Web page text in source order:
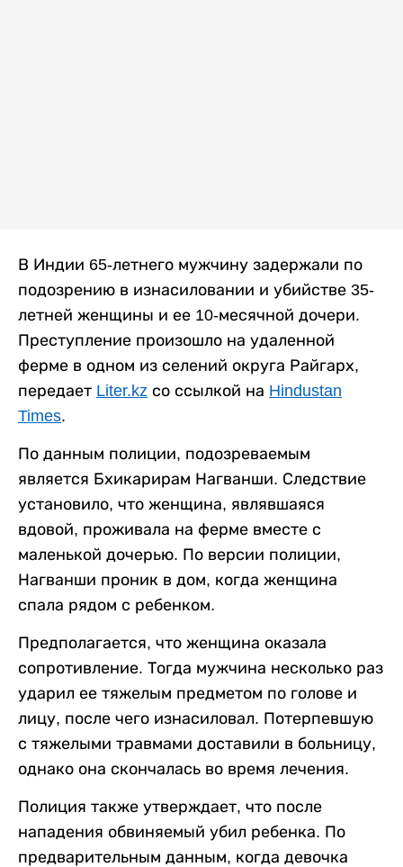
В Индии 65-летнего мужчину задержали по
подозрению в изнасиловании и убийстве 35-
летней женщины и ее 10-месячной дочери.
Преступление произошло на удаленной
ферме в одном из селений округа Райгарх,
передает Liter.kz со ссылкой на Hindustan
Times.
По данным полиции, подозреваемым
является Бхикарирам Нагванши. Следствие
установило, что женщина, являвшаяся
вдовой, проживала на ферме вместе с
маленькой дочерью. По версии полиции,
Нагванши проник в дом, когда женщина
спала рядом с ребенком.
Предполагается, что женщина оказала
сопротивление. Тогда мужчина несколько раз
ударил ее тяжелым предметом по голове и
лицу, после чего изнасиловал. Потерпевшую
с тяжелыми травмами доставили в больницу,
однако она скончалась во время лечения.
Полиция также утверждает, что после
нападения обвиняемый убил ребенка. По
предварительным данным, когда девочка